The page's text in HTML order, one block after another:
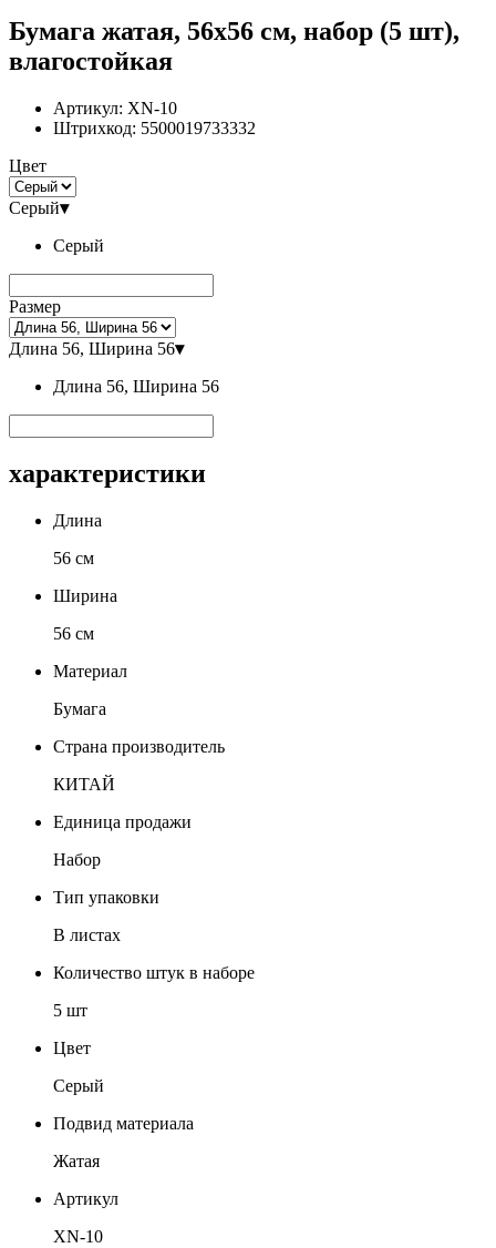
Бумага жатая, 56x56 см, набор (5 шт),
влагостойкая
Артикул: XN-10
Штрихкод: 5500019733332
Цвет
Серый▾
Серый
Размер
Длина 56, Ширина 56▾
Длина 56, Ширина 56
характеристики
Длина
56 см
Ширина
56 см
Материал
Бумага
Страна производитель
КИТАЙ
Единица продажи
Набор
Тип упаковки
В листах
Количество штук в наборе
5 шт
Цвет
Серый
Подвид материала
Жатая
Артикул
XN-10